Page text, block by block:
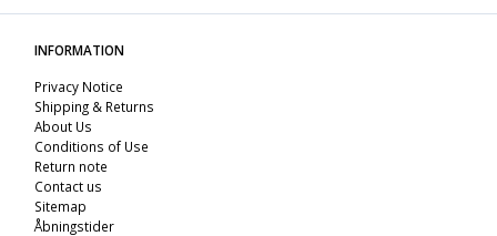
INFORMATION
Privacy Notice
Shipping & Returns
About Us
Conditions of Use
Return note
Contact us
Sitemap
Åbningstider